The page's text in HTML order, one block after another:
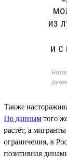
из
и
Также
По данным того
растёт, а
ограничения, в
позитивная